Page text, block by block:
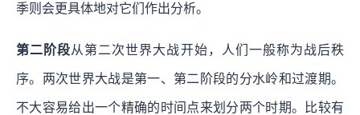
季则会更具体地对它们作出分析。
第二阶段从第二次世界大战开始，人们一般称为战后秩
序。两次世界大战是第一、第二阶段的分水岭和过渡期。
不大容易给出一个精确的时间点来划分两个时期。比较有